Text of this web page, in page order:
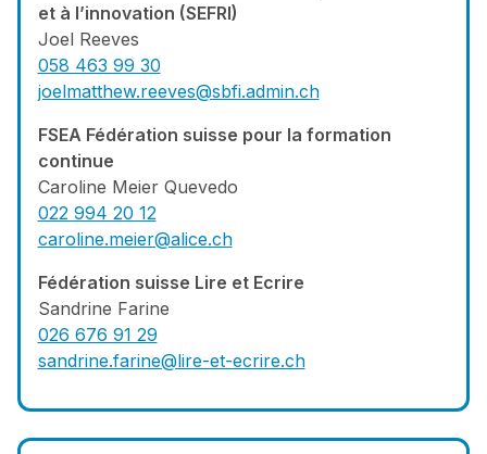
et à l’innovation (SEFRI)
Joel Reeves
058 463 99 30
joelmatthew.reeves@sbfi.admin.ch
FSEA Fédération suisse pour la formation
continue
Caroline Meier Quevedo
022 994 20 12
caroline.meier@alice.ch
Fédération suisse Lire et Ecrire
Sandrine Farine
026 676 91 29
sandrine.farine@lire-et-ecrire.ch